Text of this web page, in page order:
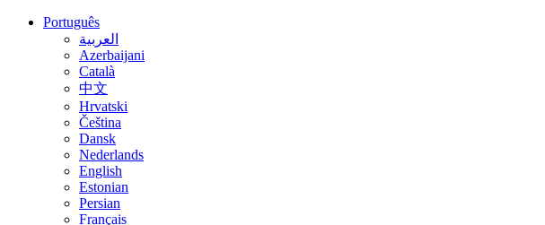
Português
العربية
Azerbaijani
Català
中文
Hrvatski
Čeština
Dansk
Nederlands
English
Estonian
Persian
Français